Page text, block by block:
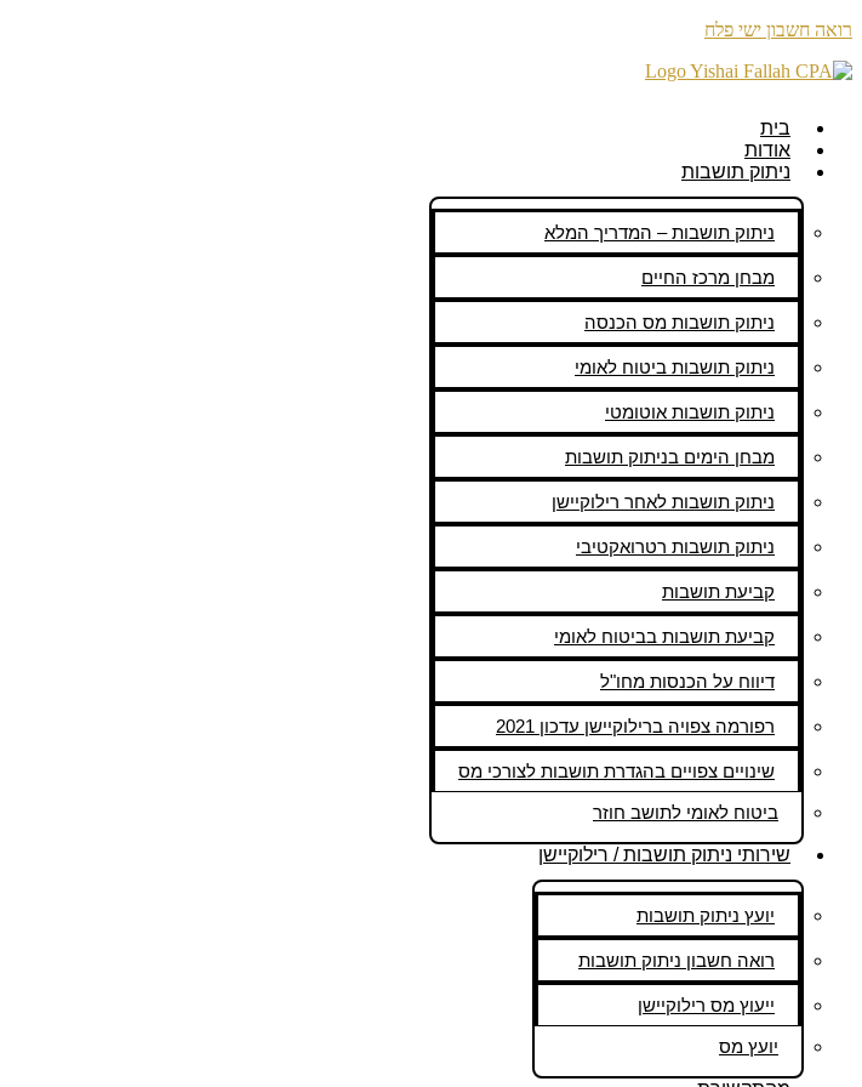
רואה חשבון ישי פלח
בית
אודות
ניתוק תושבות
ניתוק תושבות – המדריך המלא
מבחן מרכז החיים
ניתוק תושבות מס הכנסה
ניתוק תושבות ביטוח לאומי
ניתוק תושבות אוטומטי
מבחן הימים בניתוק תושבות
ניתוק תושבות לאחר רילוקיישן
ניתוק תושבות רטרואקטיבי
קביעת תושבות
קביעת תושבות בביטוח לאומי
דיווח על הכנסות מחו"ל
רפורמה צפויה ברילוקיישן עדכון 2021
שינויים צפויים בהגדרת תושבות לצורכי מס
ביטוח לאומי לתושב חוזר
שירותי ניתוק תושבות / רילוקיישן
יועץ ניתוק תושבות
רואה חשבון ניתוק תושבות
ייעוץ מס רילוקיישן
יועץ מס